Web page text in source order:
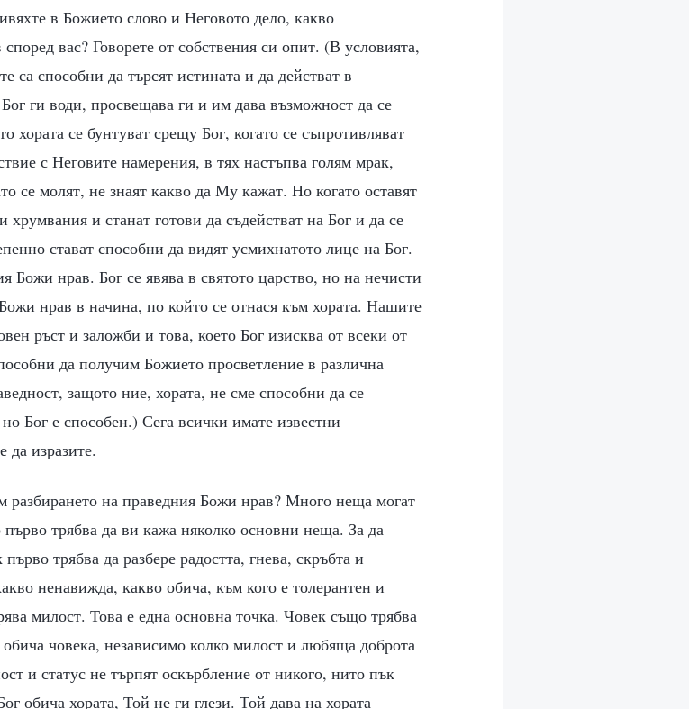
в Божието слово и Неговото дело, какво
вас? Говорете от собствения си опит. (В условията,
са способни да търсят истината и да действат в
ги води, просвещава ги и им дава възможност да се
хората се бунтуват срещу Бог, когато се съпротивляват
с Неговите намерения, в тях настъпва голям мрак,
се молят, не знаят какво да Му кажат. Но когато оставят
хрумвания и станат готови да съдействат на Бог и да се
стават способни да видят усмихнатото лице на Бог.
Божи нрав. Бог се явява в святото царство, но на нечисти
нрав в начина, по който се отнася към хората. Нашите
ръст и заложби и това, което Бог изисква от всеки от
да получим Божието просветление в различна
защото ние, хората, не сме способни да се
Бог е способен.) Сега всички имате известни
да изразите.
разбирането на праведния Божи нрав? Много неща могат
трябва да ви кажа няколко основни неща. За да
трябва да разбере радостта, гнева, скръбта и
ненавижда, какво обича, към кого е толерантен и
милост. Това е една основна точка. Човек също трябва
човека, независимо колко милост и любяща доброта
и статус не търпят оскърбление от никого, нито пък
обича хората, Той не ги глези. Той дава на хората